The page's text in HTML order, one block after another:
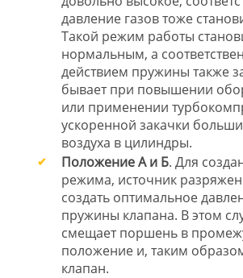
давление газов тоже
Такой режим работы
нормальным, а
действием пружины также
бывает при повышении
или применении
ускоренной закачки
воздуха в цилиндры.
Положение А и Б. Для
режима, источник
создать оптимальное
пружины клапана. В этом
смещает поршень в
положение и, таким
клапан.